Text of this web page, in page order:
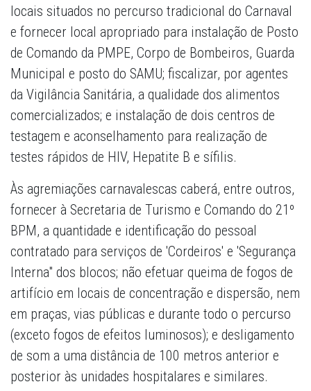
locais situados no percurso tradicional do Carnaval
e fornecer local apropriado para instalação de Posto
de Comando da PMPE, Corpo de Bombeiros, Guarda
Municipal e posto do SAMU; fiscalizar, por agentes
da Vigilância Sanitária, a qualidade dos alimentos
comercializados; e instalação de dois centros de
testagem e aconselhamento para realização de
testes rápidos de HIV, Hepatite B e sífilis.
Às agremiações carnavalescas caberá, entre outros,
fornecer à Secretaria de Turismo e Comando do 21º
BPM, a quantidade e identificação do pessoal
contratado para serviços de 'Cordeiros' e 'Segurança
Interna" dos blocos; não efetuar queima de fogos de
artifício em locais de concentração e dispersão, nem
em praças, vias públicas e durante todo o percurso
(exceto fogos de efeitos luminosos); e desligamento
de som a uma distância de 100 metros anterior e
posterior às unidades hospitalares e similares.